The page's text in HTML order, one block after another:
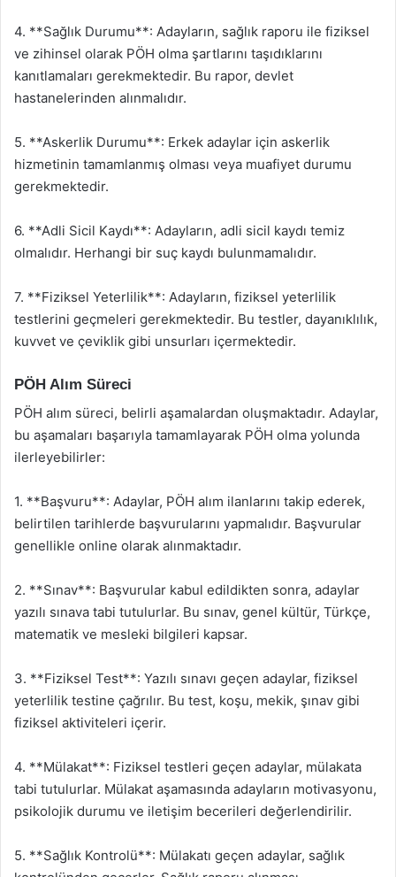
4. **Sağlık Durumu**: Adayların, sağlık raporu ile fiziksel
ve zihinsel olarak PÖH olma şartlarını taşıdıklarını
kanıtlamaları gerekmektedir. Bu rapor, devlet
hastanelerinden alınmalıdır.
5. **Askerlik Durumu**: Erkek adaylar için askerlik
hizmetinin tamamlanmış olması veya muafiyet durumu
gerekmektedir.
6. **Adli Sicil Kaydı**: Adayların, adli sicil kaydı temiz
olmalıdır. Herhangi bir suç kaydı bulunmamalıdır.
7. **Fiziksel Yeterlilik**: Adayların, fiziksel yeterlilik
testlerini geçmeleri gerekmektedir. Bu testler, dayanıklılık,
kuvvet ve çeviklik gibi unsurları içermektedir.
PÖH Alım Süreci
PÖH alım süreci, belirli aşamalardan oluşmaktadır. Adaylar,
bu aşamaları başarıyla tamamlayarak PÖH olma yolunda
ilerleyebilirler:
1. **Başvuru**: Adaylar, PÖH alım ilanlarını takip ederek,
belirtilen tarihlerde başvurularını yapmalıdır. Başvurular
genellikle online olarak alınmaktadır.
2. **Sınav**: Başvurular kabul edildikten sonra, adaylar
yazılı sınava tabi tutulurlar. Bu sınav, genel kültür, Türkçe,
matematik ve mesleki bilgileri kapsar.
3. **Fiziksel Test**: Yazılı sınavı geçen adaylar, fiziksel
yeterlilik testine çağrılır. Bu test, koşu, mekik, şınav gibi
fiziksel aktiviteleri içerir.
4. **Mülakat**: Fiziksel testleri geçen adaylar, mülakata
tabi tutulurlar. Mülakat aşamasında adayların motivasyonu,
psikolojik durumu ve iletişim becerileri değerlendirilir.
5. **Sağlık Kontrolü**: Mülakatı geçen adaylar, sağlık